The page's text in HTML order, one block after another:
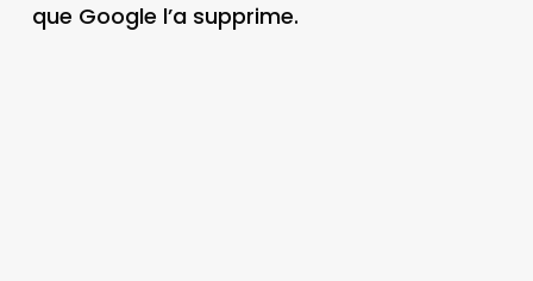
que Google l’a supprime.